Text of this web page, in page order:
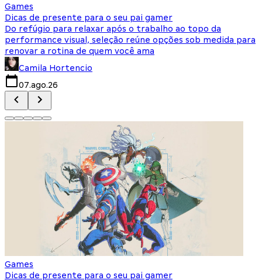
Games
Dicas de presente para o seu pai gamer
Do refúgio para relaxar após o trabalho ao topo da
performance visual, seleção reúne opções sob medida para
renovar a rotina de quem você ama
Camila Hortencio
07.ago.26
Games
Dicas de presente para o seu pai gamer